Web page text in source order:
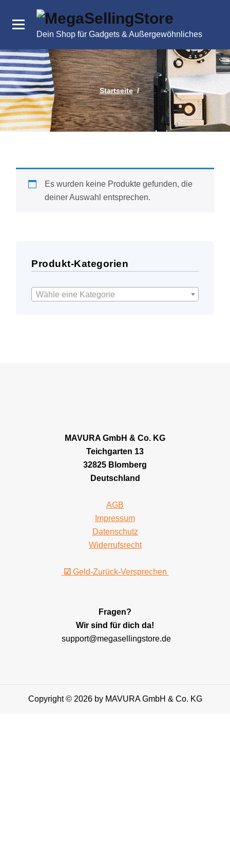
Inhalt
Dein Shop für Gadgets & Außergewöhnliches
Startseite/
Es wurden keine Produkte gefunden, die
deiner Auswahl entsprechen.
Produkt-Kategorien
Wähle eine Kategorie
MAVURA GmbH & Co. KG
Teichgarten 13
32825 Blomberg
Deutschland
AGB
Impressum
Datenschutz
Widerrufsrecht
☑ Geld-Zurück-Versprechen
Fragen?
Wir sind für dich da!
support@megasellingstore.de
Copyright © 2026 by MAVURA GmbH & Co. KG